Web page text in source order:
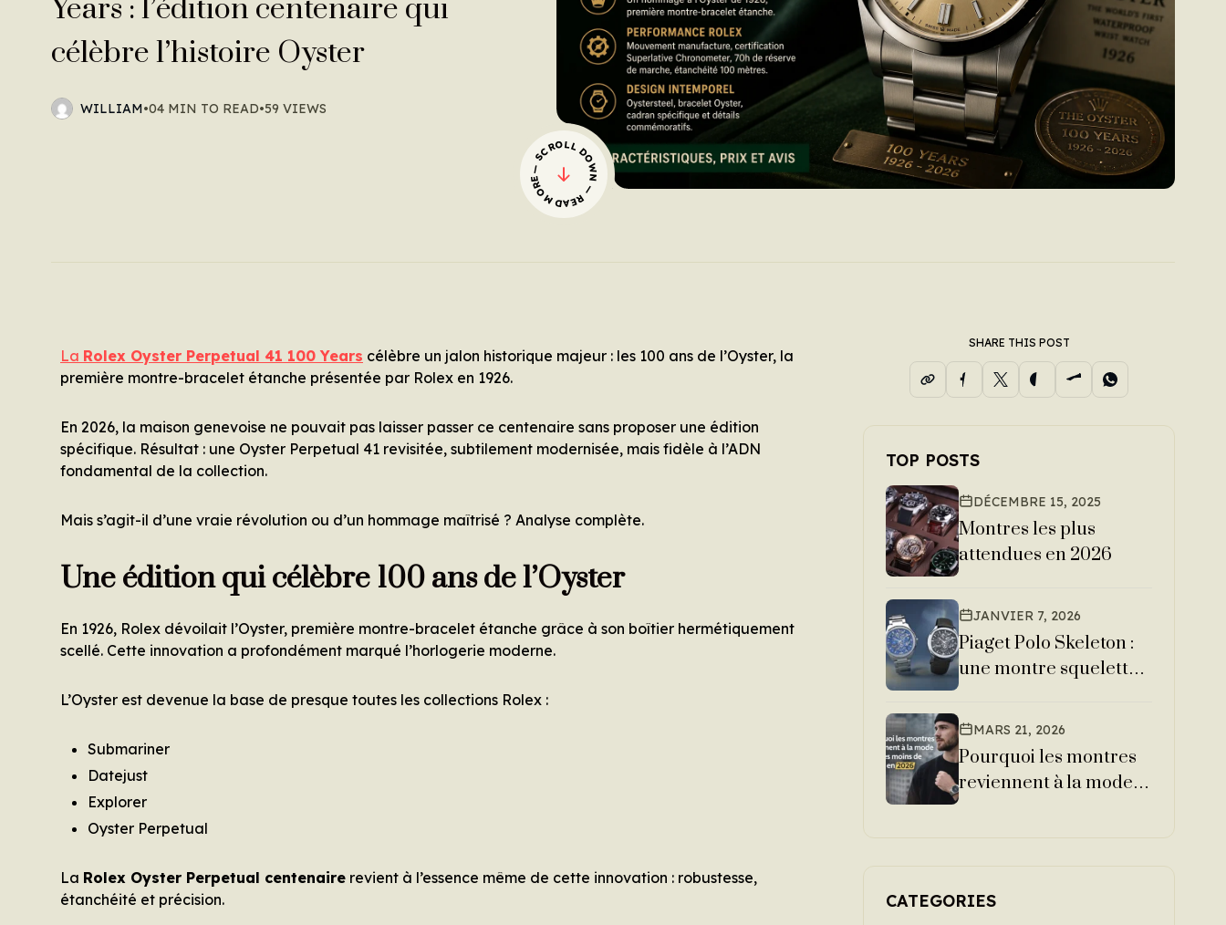
Years : l’édition centenaire qui
célèbre l’histoire Oyster
WILLIAM•04 MIN TO READ•59 VIEWS
— SCROLL DOWN — READ MORE
La Rolex Oyster Perpetual 41 100 Years célèbre un jalon historique majeur : les 100 ans de l’Oyster, la
première montre-bracelet étanche présentée par Rolex en 1926.
En 2026, la maison genevoise ne pouvait pas laisser passer ce centenaire sans proposer une édition
spécifique. Résultat : une Oyster Perpetual 41 revisitée, subtilement modernisée, mais fidèle à l’ADN
fondamental de la collection.
Mais s’agit-il d’une vraie révolution ou d’un hommage maîtrisé ? Analyse complète.
Une édition qui célèbre 100 ans de l’Oyster
En 1926, Rolex dévoilait l’Oyster, première montre-bracelet étanche grâce à son boîtier hermétiquement
scellé. Cette innovation a profondément marqué l’horlogerie moderne.
L’Oyster est devenue la base de presque toutes les collections Rolex :
Submariner
Datejust
Explorer
Oyster Perpetual
La Rolex Oyster Perpetual centenaire revient à l’essence même de cette innovation : robustesse,
étanchéité et précision.
SHARE THIS POST
TOP POSTS
DÉCEMBRE 15, 2025
Montres les plus
attendues en 2026
JANVIER 7, 2026
Piaget Polo Skeleton :
une montre squelette
haute horlogerie
moderne
MARS 21, 2026
Pourquoi les montres
reviennent à la mode
CATEGORIES